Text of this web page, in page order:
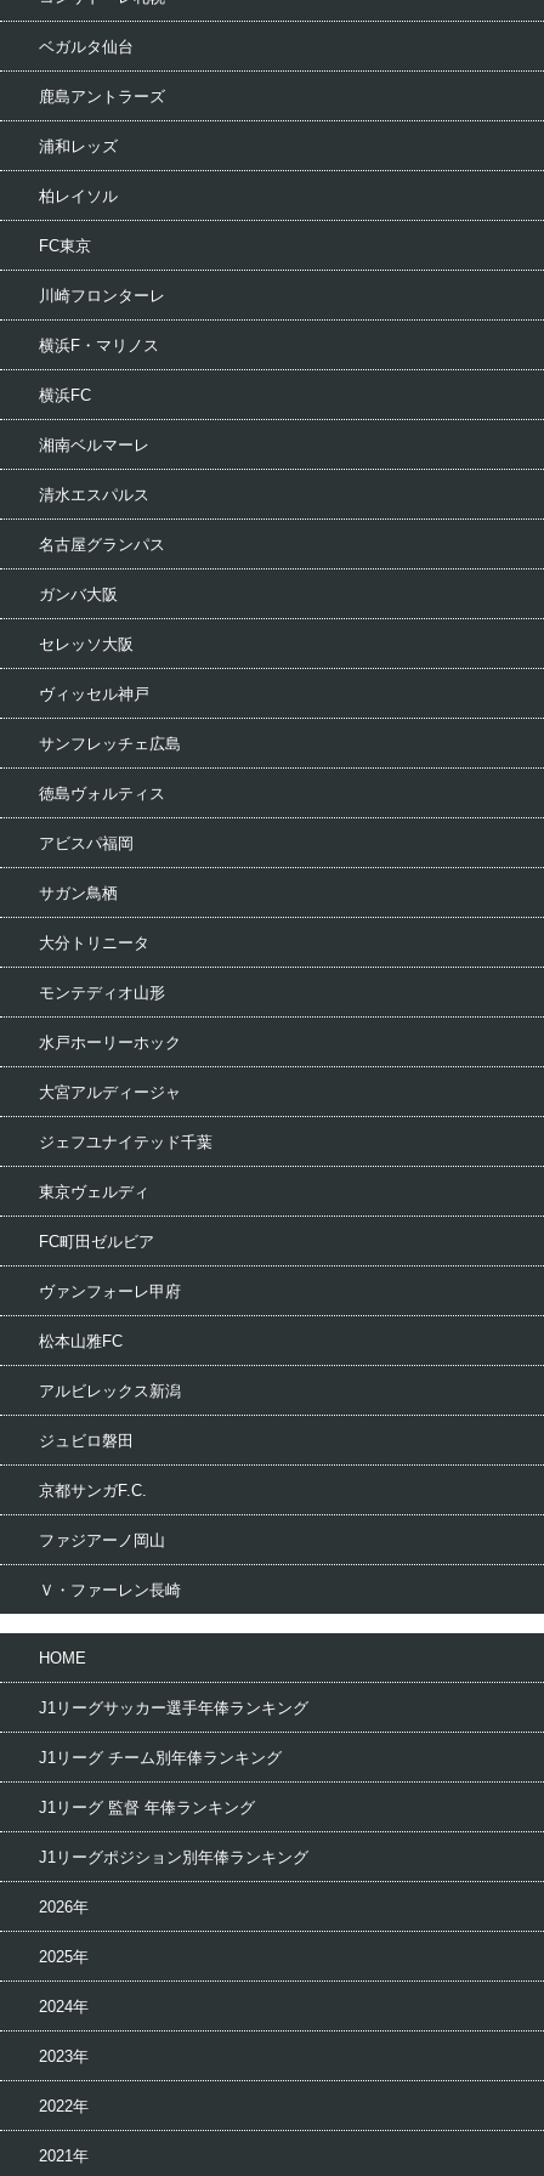
ベガルタ仙台
鹿島アントラーズ
浦和レッズ
柏レイソル
FC東京
川崎フロンターレ
横浜F・マリノス
横浜FC
湘南ベルマーレ
清水エスパルス
名古屋グランパス
ガンバ大阪
セレッソ大阪
ヴィッセル神戸
サンフレッチェ広島
徳島ヴォルティス
アビスパ福岡
サガン鳥栖
大分トリニータ
モンテディオ山形
水戸ホーリーホック
大宮アルディージャ
ジェフユナイテッド千葉
東京ヴェルディ
FC町田ゼルビア
ヴァンフォーレ甲府
松本山雅FC
アルビレックス新潟
ジュビロ磐田
京都サンガF.C.
ファジアーノ岡山
Ｖ・ファーレン長崎
HOME
J1リーグサッカー選手年俸ランキング
J1リーグ チーム別年俸ランキング
J1リーグ 監督 年俸ランキング
J1リーグポジション別年俸ランキング
2026年
2025年
2024年
2023年
2022年
2021年